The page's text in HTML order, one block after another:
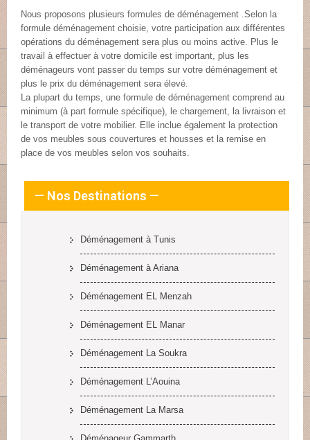
Nous proposons plusieurs formules de déménagement .Selon la
formule déménagement choisie, votre participation aux différentes
opérations du déménagement sera plus ou moins active. Plus le
travail à effectuer à votre domicile est important, plus les
déménageurs vont passer du temps sur votre déménagement et
plus le prix du déménagement sera élevé.
La plupart du temps, une formule de déménagement comprend au
minimum (à part formule spécifique), le chargement, la livraison et
le transport de votre mobilier. Elle inclue également la protection
de vos meubles sous couvertures et housses et la remise en
place de vos meubles selon vos souhaits.
— Nos Destinations —
Déménagement à Tunis
Déménagement à Ariana
Déménagement EL Menzah
Déménagement EL Manar
Déménagement La Soukra
Déménagement L’Aouina
Déménagement La Marsa